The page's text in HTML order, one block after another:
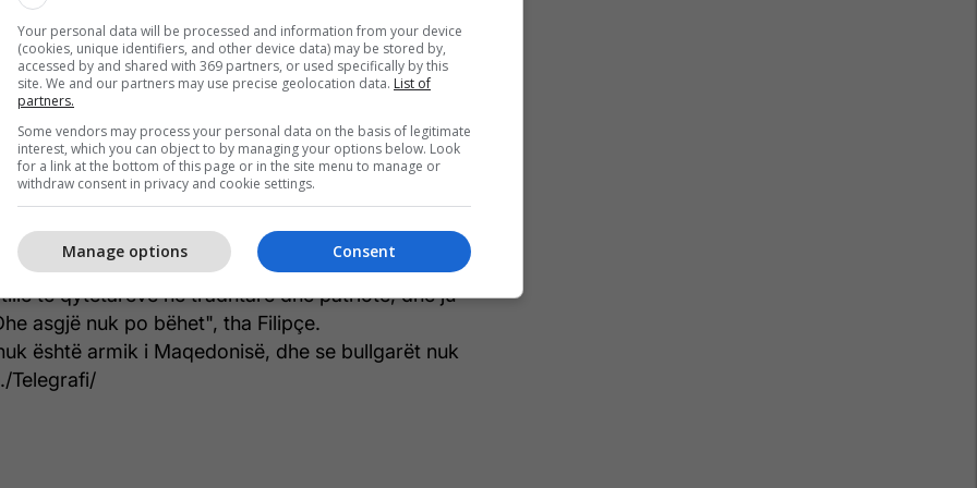
qeveris me ndihmën e manipulimit dhe
ata fajësojnë opozitën për atë që bëjnë.
ajo me propagandën e saj, lajmet e rreme,
për atë që bëni ose bëni një propagandë të
të qytetarëve në tradhtarë dhe patriotë, dhe ju
asgjë nuk po bëhet", tha Filipçe.
është armik i Maqedonisë, dhe se bullgarët nuk
Telegrafi/
Your personal data will be processed and information from your device
(cookies, unique identifiers, and other device data) may be stored by,
accessed by and shared with 369 partners, or used specifically by this
site. We and our partners may use precise geolocation data. List of
partners.
Some vendors may process your personal data on the basis of legitimate
interest, which you can object to by managing your options below. Look
for a link at the bottom of this page or in the site menu to manage or
withdraw consent in privacy and cookie settings.
Consent
Manage options